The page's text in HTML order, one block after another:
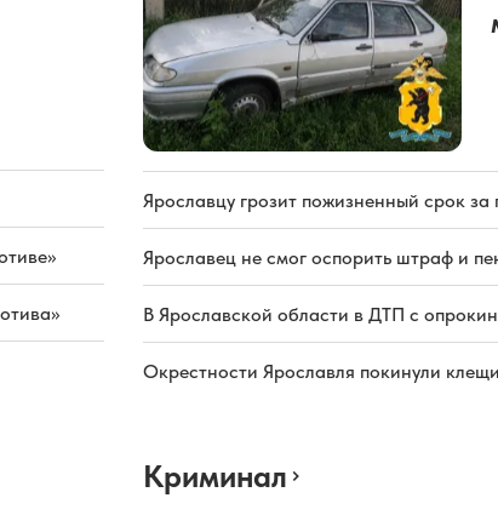
Ярославцу грозит пожизненный срок за
Ярославец не смог оспорить штраф и
В Ярославской области в ДТП с
Окрестности Ярославля покинули клещи
Криминал